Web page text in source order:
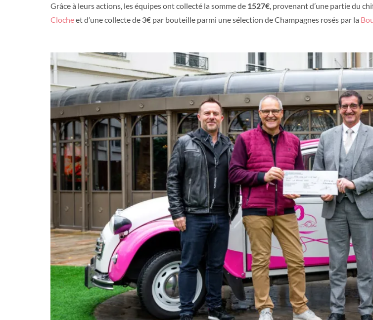
Grâce à leurs actions, les équipes ont collecté la somme de 1527€ , provenant d’une partie du
Clocheet d’une collecte de 3€ par bouteille parmi une sélection de Champagnes rosés par la